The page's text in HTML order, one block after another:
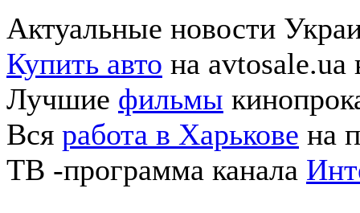
Актуальные новости
Купить авто на avtosale.ua
Лучшие фильмы
Вся работа в Харькове на
ТВ -программа канала